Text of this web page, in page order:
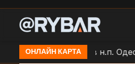
ОНЛАЙН КАРТА
Работа ПВО ВСУ в н.п. Одесса